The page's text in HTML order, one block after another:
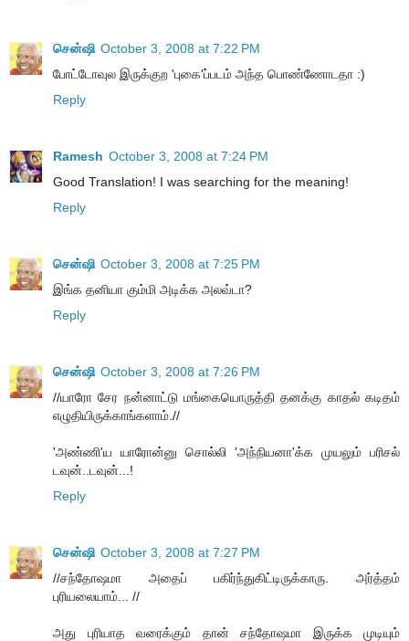
சென்ஷி October 3, 2008 at 7:22 PM
போட்டோவுல இருக்குற 'புகை'ப்படம் அந்த பொண்ணோடதா :)
Reply
Ramesh October 3, 2008 at 7:24 PM
Good Translation! I was searching for the meaning!
Reply
சென்ஷி October 3, 2008 at 7:25 PM
இங்க தனியா கும்மி அடிக்க அலவ்டா?
Reply
சென்ஷி October 3, 2008 at 7:26 PM
//யாரோ சேர நன்னாட்டு மங்கையொருத்தி தனக்கு காதல் கடிதம்
எழுதியிருக்காங்களாம்.//
'அண்ணி'ய யாரோன்னு சொல்லி 'அந்நியனா'க்க முயலும் பரிசல்
டவுன்..டவுன்...!
Reply
சென்ஷி October 3, 2008 at 7:27 PM
//சந்தோஷமா அதைப் பகிர்ந்துகிட்டிருக்காரு. அர்த்தம்
புரியலையாம்... //
அது புரியாத வரைக்கும் தான் சந்தோஷமா இருக்க முடியும்